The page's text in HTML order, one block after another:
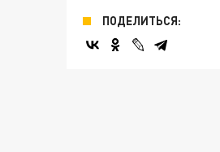
ПОДЕЛИТЬСЯ: